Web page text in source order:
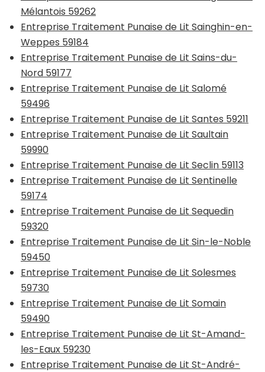
Mélantois 59262
Entreprise Traitement Punaise de Lit Sainghin-en-
Weppes 59184
Entreprise Traitement Punaise de Lit Sains-du-
Nord 59177
Entreprise Traitement Punaise de Lit Salomé
59496
Entreprise Traitement Punaise de Lit Santes 59211
Entreprise Traitement Punaise de Lit Saultain
59990
Entreprise Traitement Punaise de Lit Seclin 59113
Entreprise Traitement Punaise de Lit Sentinelle
59174
Entreprise Traitement Punaise de Lit Sequedin
59320
Entreprise Traitement Punaise de Lit Sin-le-Noble
59450
Entreprise Traitement Punaise de Lit Solesmes
59730
Entreprise Traitement Punaise de Lit Somain
59490
Entreprise Traitement Punaise de Lit St-Amand-
les-Eaux 59230
Entreprise Traitement Punaise de Lit St-André-